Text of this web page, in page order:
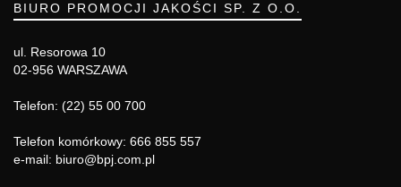
BIURO PROMOCJI JAKOŚCI SP. Z O.O.
ul. Resorowa 10
02-956 WARSZAWA
Telefon: (22) 55 00 700
Telefon komórkowy: 666 855 557
e-mail: biuro@bpj.com.pl